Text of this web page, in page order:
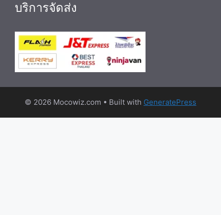
บริการจัดส่ง
© 2026 Mocowiz.com • Built with GeneratePress